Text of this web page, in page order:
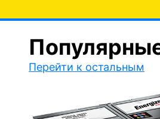
Перейти к остальным